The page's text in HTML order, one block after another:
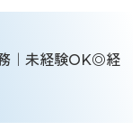
｜未経験OK◎経